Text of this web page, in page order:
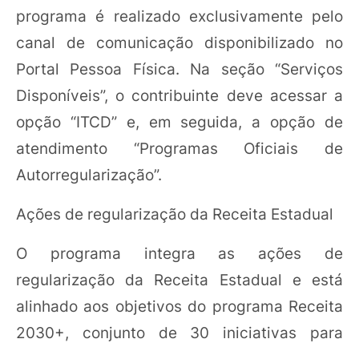
programa é realizado exclusivamente pelo
canal de comunicação disponibilizado no
Portal Pessoa Física. Na seção “Serviços
Disponíveis”, o contribuinte deve acessar a
opção “ITCD” e, em seguida, a opção de
atendimento “Programas Oficiais de
Autorregularização”.
Ações de regularização da Receita Estadual
O programa integra as ações de
regularização da Receita Estadual e está
alinhado aos objetivos do programa Receita
2030+, conjunto de 30 iniciativas para